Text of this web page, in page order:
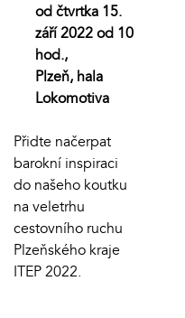
od čtvrtka 15.
září 2022 od 10
hod.,
Plzeň, hala
Lokomotiva
Přidte načerpat
barokní inspiraci
do našeho koutku
na veletrhu
cestovního ruchu
Plzeňského kraje
ITEP 2022.